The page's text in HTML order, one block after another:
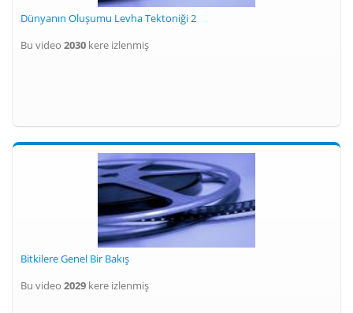
Dünyanın Oluşumu Levha Tektoniği 2
Bu video 2030 kere izlenmiş
Bitkilere Genel Bir Bakış
Bu video 2029 kere izlenmiş